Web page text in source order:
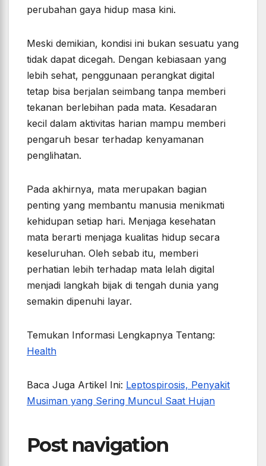
perubahan gaya hidup masa kini.
Meski demikian, kondisi ini bukan sesuatu yang
tidak dapat dicegah. Dengan kebiasaan yang
lebih sehat, penggunaan perangkat digital
tetap bisa berjalan seimbang tanpa memberi
tekanan berlebihan pada mata. Kesadaran
kecil dalam aktivitas harian mampu memberi
pengaruh besar terhadap kenyamanan
penglihatan.
Pada akhirnya, mata merupakan bagian
penting yang membantu manusia menikmati
kehidupan setiap hari. Menjaga kesehatan
mata berarti menjaga kualitas hidup secara
keseluruhan. Oleh sebab itu, memberi
perhatian lebih terhadap mata lelah digital
menjadi langkah bijak di tengah dunia yang
semakin dipenuhi layar.
Temukan Informasi Lengkapnya Tentang:
Health
Baca Juga Artikel Ini: Leptospirosis, Penyakit
Musiman yang Sering Muncul Saat Hujan
Post navigation